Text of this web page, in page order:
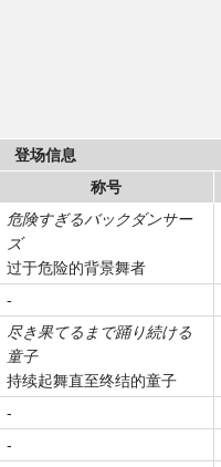
登场信息
称号
危険すぎるバックダンサー
ズ
过于危险的背景舞者
-
尽き果てるまで踊り続ける
童子
持续起舞直至终结的童子
-
-